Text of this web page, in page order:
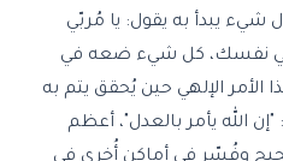
شيء يبدأ به يقول: يا مُربّي
في نفسك، كل شيء ضعه في
الإلهي حين يُحقق يتم به
الله يأمر بالعدل"، أعظم